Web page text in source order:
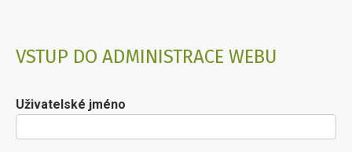
VSTUP DO ADMINISTRACE WEBU
Uživatelské jméno